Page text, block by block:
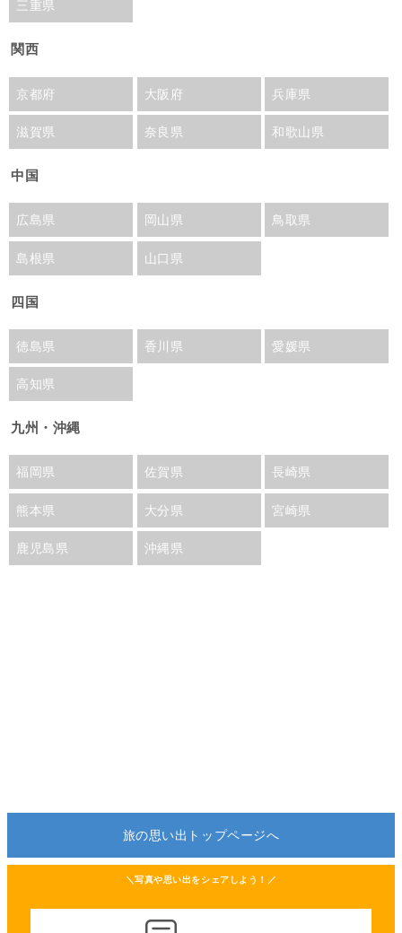
三重県
関西
京都府 大阪府 兵庫県
滋賀県 奈良県 和歌山県
中国
広島県 岡山県 鳥取県
島根県 山口県
四国
徳島県 香川県 愛媛県
高知県
九州・沖縄
福岡県 佐賀県 長崎県
熊本県 大分県 宮崎県
鹿児島県 沖縄県
旅の思い出トップページへ
＼写真や思い出をシェアしよう！／